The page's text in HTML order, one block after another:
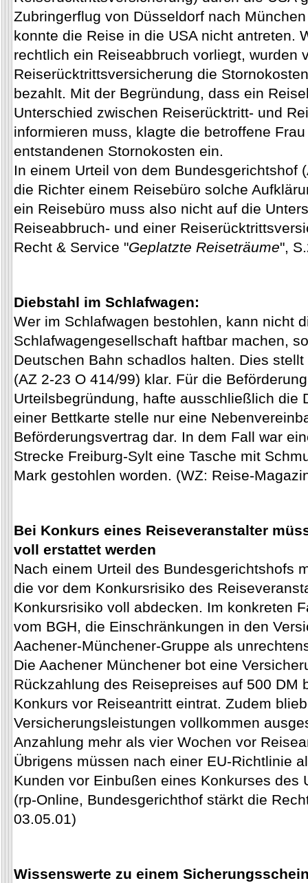
Zubringerflug von Düsseldorf nach
konnte die Reise in die USA nicht antreten.
rechtlich ein Reiseabbruch vorliegt, wurden
Reiserücktrittsversicherung die
bezahlt. Mit der Begründung, dass ein
Unterschied zwischen Reiserücktritt- und
informieren muss, klagte die betroffene
entstandenen Stornokosten ein.
In einem Urteil von dem Bundesgerichtshof
die Richter einem Reisebüro solche
ein Reisebüro muss also nicht auf die
Reiseabbruch- und einer
Recht & Service "Geplatzte Reiseträume",
Diebstahl im Schlafwagen:
Wer im Schlafwagen bestohlen, kann nicht
Schlafwagengesellschaft haftbar machen,
Deutschen Bahn schadlos halten. Dies
(AZ 2-23 O 414/99) klar. Für die
Urteilsbegründung, hafte ausschließlich die
einer Bettkarte stelle nur eine
Beförderungsvertrag dar. In dem Fall war
Strecke Freiburg-Sylt eine Tasche mit
Mark gestohlen worden. (WZ: Reise-
Bei Konkurs eines Reiseveranstalter
voll erstattet werden
Nach einem Urteil des Bundesgerichtshofs
die vor dem Konkursrisiko des
Konkursrisiko voll abdecken. Im konkreten
vom BGH, die Einschränkungen in den
Aachener-Münchener-Gruppe als
Die Aachener Münchener bot eine
Rückzahlung des Reisepreises auf 500 DM
Konkurs vor Reiseantritt eintrat. Zudem
Versicherungsleistungen vollkommen
Anzahlung mehr als vier Wochen vor
Übrigens müssen nach einer EU-Richtlinie
Kunden vor Einbußen eines Konkurses des
(rp-Online, Bundesgerichthof stärkt die
03.05.01)
Wissenswerte zu einem